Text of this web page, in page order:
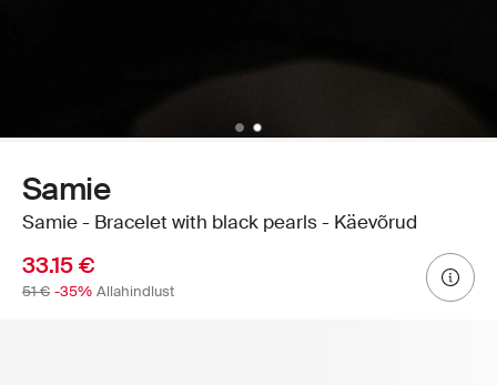
Samie
Samie - Bracelet with black pearls - Käevõrud
33.15 €
51 € -35% Allahindlust